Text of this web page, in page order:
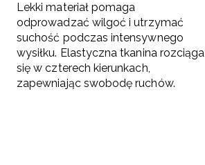
Lekki materiał pomaga
odprowadzać wilgoć i utrzymać
suchość podczas intensywnego
wysiłku. Elastyczna tkanina rozciąga
się w czterech kierunkach,
zapewniając swobodę ruchów.